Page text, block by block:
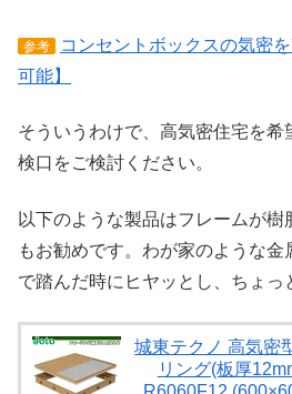
参考
コンセントボックスの気密
可能】
そういうわけで、高気密住宅を希
検口をご検討ください。
以下のような製品はフレームが
もお勧めです。わが家のような金
で踏んだ時にヒヤッとし、ちょっ
城東テクノ 高気密
リング(板厚